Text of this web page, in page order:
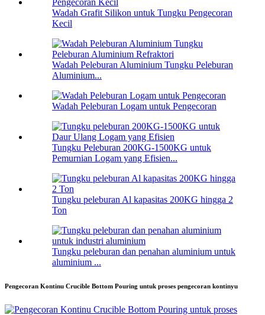
Wadah Grafit Silikon untuk Tungku Pengecoran
Kecil
Wadah Peleburan Aluminium Tungku Peleburan
Aluminium...
Wadah Peleburan Logam untuk Pengecoran
Tungku Peleburan 200KG-1500KG untuk
Pemurnian Logam yang Efisien...
Tungku peleburan Al kapasitas 200KG hingga 2
Ton
Tungku peleburan dan penahan aluminium untuk
aluminium ...
Pengecoran Kontinu Crucible Bottom Pouring untuk proses pengecoran kontinyu